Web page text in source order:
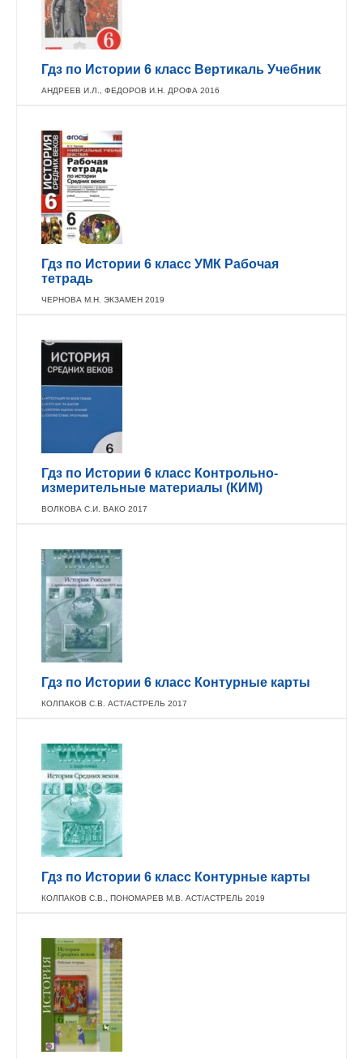
Гдз по Истории 6 класс Вертикаль Учебник
АНДРЕЕВ И.Л., ФЕДОРОВ И.Н. ДРОФА 2016
Гдз по Истории 6 класс УМК Рабочая
тетрадь
ЧЕРНОВА М.Н. ЭКЗАМЕН 2019
Гдз по Истории 6 класс Контрольно-
измерительные материалы (КИМ)
ВОЛКОВА С.И. ВАКО 2017
Гдз по Истории 6 класс Контурные карты
КОЛПАКОВ С.В. АСТ/АСТРЕЛЬ 2017
Гдз по Истории 6 класс Контурные карты
КОЛПАКОВ С.В., ПОНОМАРЕВ М.В. АСТ/АСТРЕЛЬ 2019